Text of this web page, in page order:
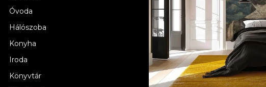
Óvoda
Hálószoba
Konyha
Iroda
Könyvtár